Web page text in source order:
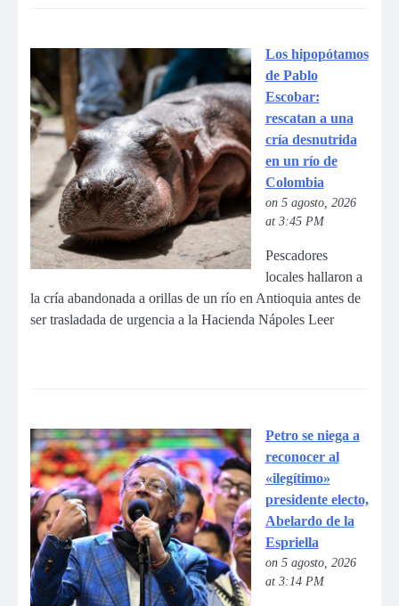
Los hipopótamos
de Pablo
Escobar:
rescatan a una
cría desnutrida
en un río de
Colombia
on 5 agosto, 2026
at 3:45 PM
Pescadores
locales hallaron a
la cría abandonada a orillas de un río en Antioquia antes de
ser trasladada de urgencia a la Hacienda Nápoles Leer
Petro se niega a
reconocer al
«ilegítimo»
presidente electo,
Abelardo de la
Espriella
on 5 agosto, 2026
at 3:14 PM